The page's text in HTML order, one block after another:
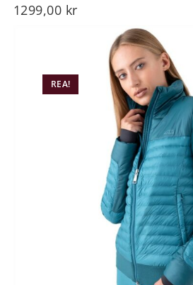
1299,00 kr
REA!